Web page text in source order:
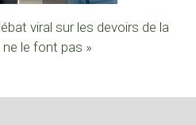
viral sur les devoirs de la
le font pas »